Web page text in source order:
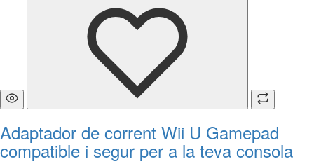
Adaptador de corrent Wii U Gamepad
compatible i segur per a la teva consola